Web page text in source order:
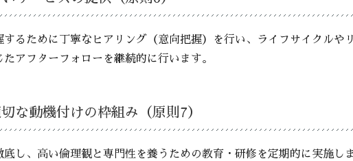
るために丁寧なヒアリング（意向把握）を行い、ライフサイクルや
アフターフォローを継続的に行います。
な動機付けの枠組み（原則7）
し、高い倫理観と専門性を養うための教育・研修を定期的に実施